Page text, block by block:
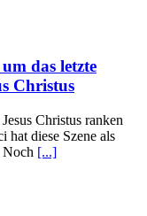
das letzte
Christus
Christus ranken
hat diese Szene als
Noch [...]